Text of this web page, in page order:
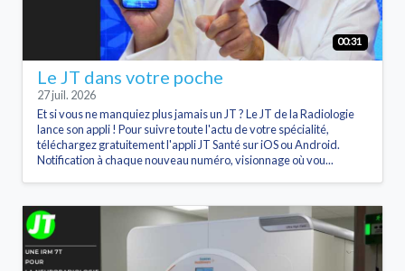
00:31
Le JT dans votre poche
27 juil. 2026
Et si vous ne manquiez plus jamais un JT ? Le JT de la Radiologie
lance son appli ! Pour suivre toute l'actu de votre spécialité,
téléchargez gratuitement l'appli JT Santé sur iOS ou Android.
Notification à chaque nouveau numéro, visionnage où vou...